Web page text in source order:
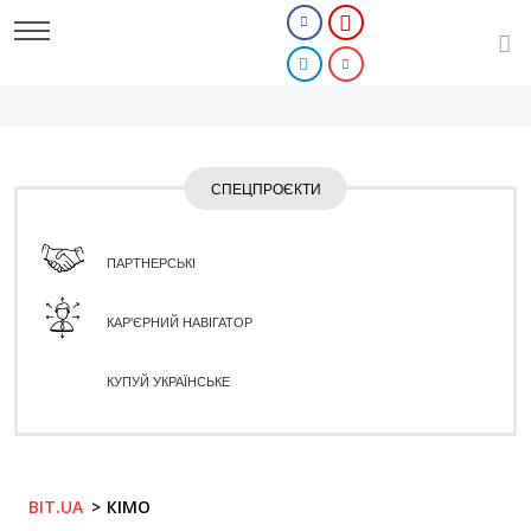
СПЕЦПРОЄКТИ
ПАРТНЕРСЬКІ
КАР'ЄРНИЙ НАВІГАТОР
КУПУЙ УКРАЇНСЬКЕ
BIT.UA КІМО